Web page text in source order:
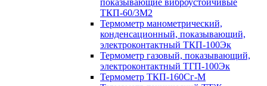
показывающие виброустойчивые
ТКП-60/3М2
Термометр манометрический,
конденсационный, показывающий,
электроконтактный ТКП-100Эк
Термометр газовый, показывающий,
электроконтактный ТГП-100Эк
Термометр ТКП-160Сг-М